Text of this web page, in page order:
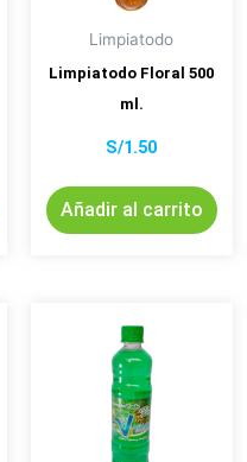
Limpiatodo
Limpiatodo Floral 500
ml.
S/1.50
Añadir al carrito